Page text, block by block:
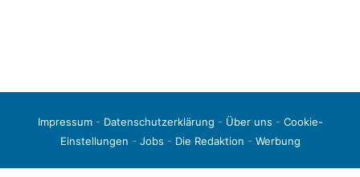
Impressum- Datenschutzerklärung - Über uns - Cookie-
Einstellungen - Jobs - Die Redaktion - Werbung